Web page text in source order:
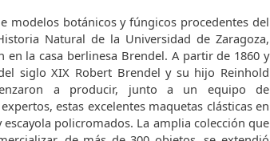
modelos botánicos y fúngicos procedentes del
Natural de la Universidad de Zaragoza,
en la casa berlinesa Brendel. A partir de 1860 y
siglo XIX Robert Brendel y su hijo Reinhold
a producir, junto a un equipo de
estas excelentes maquetas clásticas en
escayola policromados. La amplia colección que